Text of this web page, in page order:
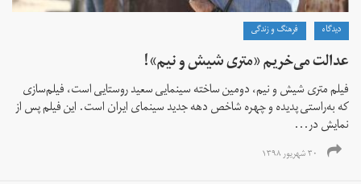
دیدگاه فرهنگ و زندگی
عدالت می‌خریم «متری شیش و نیم»!
فیلم متری شیش و نیم، دومین ساخته سینمایی سعید روستایی است، فیلم‌سازی
که به‌راستی پدیده و چهره شاخص دهه جدید سینمای ایران است. این فیلم پس از
نمایش در...
۳۰ شهریور ۱۳۹۸